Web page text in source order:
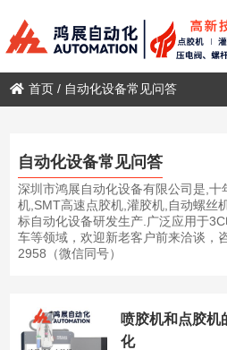
首页 / 自动化设备常见问答
自动化设备常见问答
深圳市鸿展自动化设备有限公司是,
机,SMT高速点胶机,灌胶机,自动螺丝
标自动化设备研发生产.广泛应用于
车等领域，欢迎新老客户前来洽谈，
2958（微信同号）
喷胶机和点胶机
化